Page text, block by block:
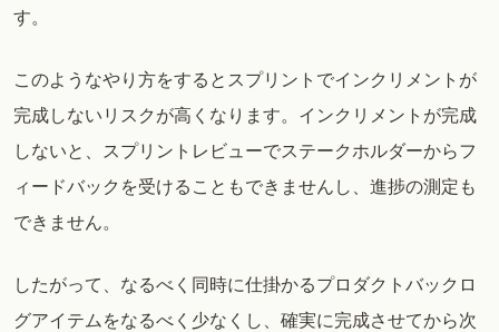
す。
このようなやり方をするとスプリントでインクリメントが
完成しないリスクが高くなります。インクリメントが完成
しないと、スプリントレビューでステークホルダーからフ
ィードバックを受けることもできませんし、進捗の測定も
できません。
したがって、なるべく同時に仕掛かるプロダクトバックロ
グアイテムをなるべく少なくし、確実に完成させてから次